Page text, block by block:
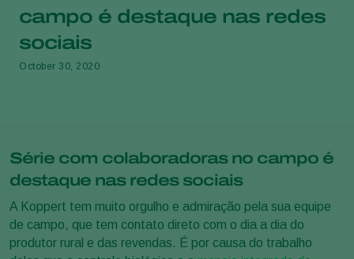
campo é destaque nas redes
sociais
October 30, 2020
Série com colaboradoras no campo é
destaque nas redes sociais
A Koppert tem muito orgulho e admiração pela sua equipe
de campo, que tem contato direto com o dia a dia do
produtor rural e das revendas. É por causa do trabalho